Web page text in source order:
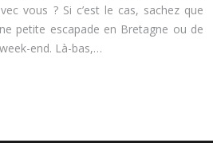
vous ? Si c’est le cas, sachez que
petite escapade en Bretagne ou de
end. Là-bas,…